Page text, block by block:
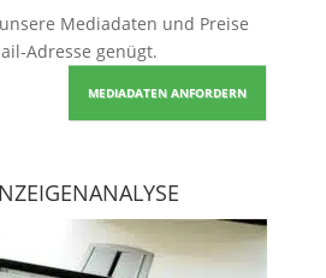
Mediadaten und Preise
Adresse genügt.
MEDIADATEN ANFORDERN